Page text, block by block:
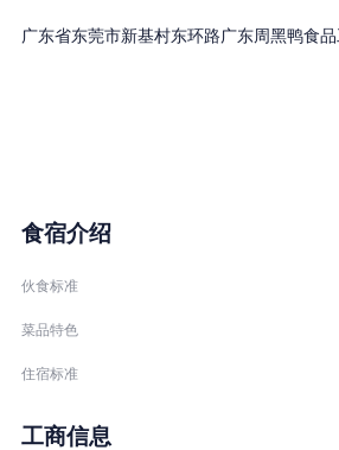
终坚持自主经营和发展，数百家直营门店遍
业化重点龙头企业”的资格认定。
十余年的发展历程证明了“周黑鸭”人始终践
品牌，走向世界”的梦想！
广东省东莞市新基村东环路广东周黑鸭食品
食宿介绍
伙食标准
菜品特色
住宿标准
工商信息